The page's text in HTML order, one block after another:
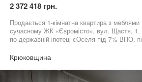
2 372 418 грн.
Продається 1-кімнатна квартира з меблями
сучасному ЖК «Євромісто», вул. Щастя,
по державній іпотеці єОселя під 7% ВПО,
Світла, охайна та доглянута квартира
готова до проживання без додаткових
укомплектована: • меблями, • TV, •
Крюковщина